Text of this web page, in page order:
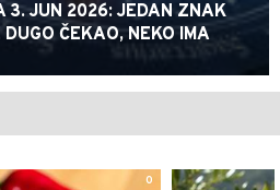
3. JUN 2026: JEDAN ZNAK
ČEKAO, NEKO IMA
0